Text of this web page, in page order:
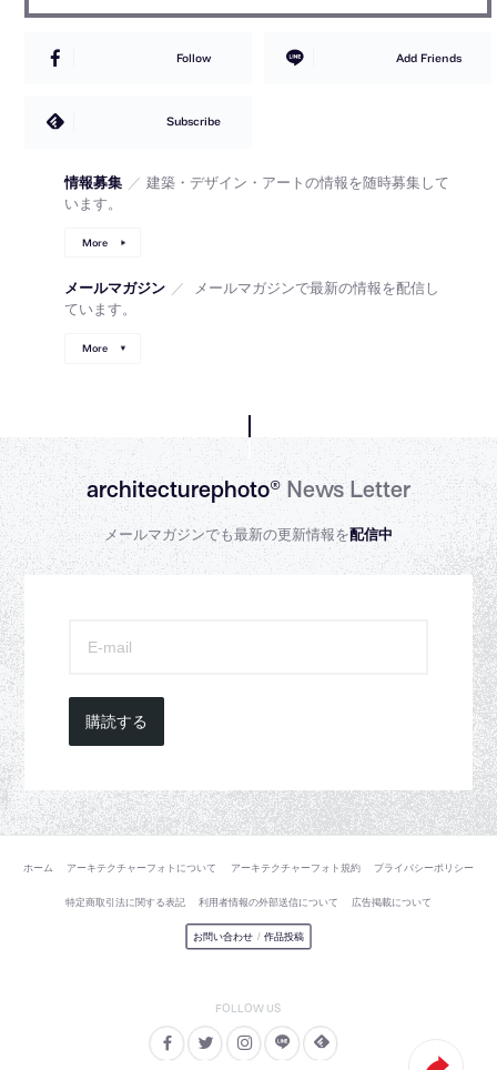
Follow Add Friends
Subscribe
情報募集 ／ 建築・デザイン・アートの情報を随時募集して
います。
More
メールマガジン ／
メールマガジンで最新の情報を配信し
ています。
More
architecturephoto®News Letter
メールマガジンでも最新の更新情報を配信中
購読する
ホーム アーキテクチャーフォトについて アーキテクチャーフォト規約 プライバシーポリシー
特定商取引法に関する表記 利用者情報の外部送信について 広告掲載について
お問い合わせ / 作品投稿